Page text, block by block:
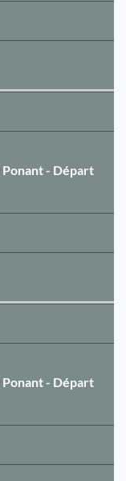
Ponant - Départ
Ponant - Départ